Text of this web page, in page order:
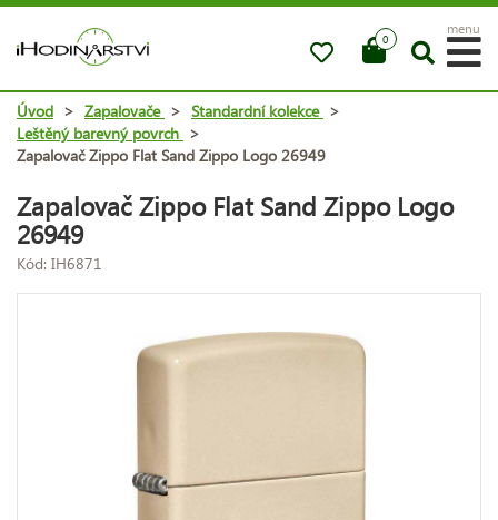
0
menu
Úvod > Zapalovače > Standardní kolekce >
Leštěný barevný povrch >
Zapalovač Zippo Flat Sand Zippo Logo 26949
Zapalovač Zippo Flat Sand Zippo Logo
26949
Kód: IH6871